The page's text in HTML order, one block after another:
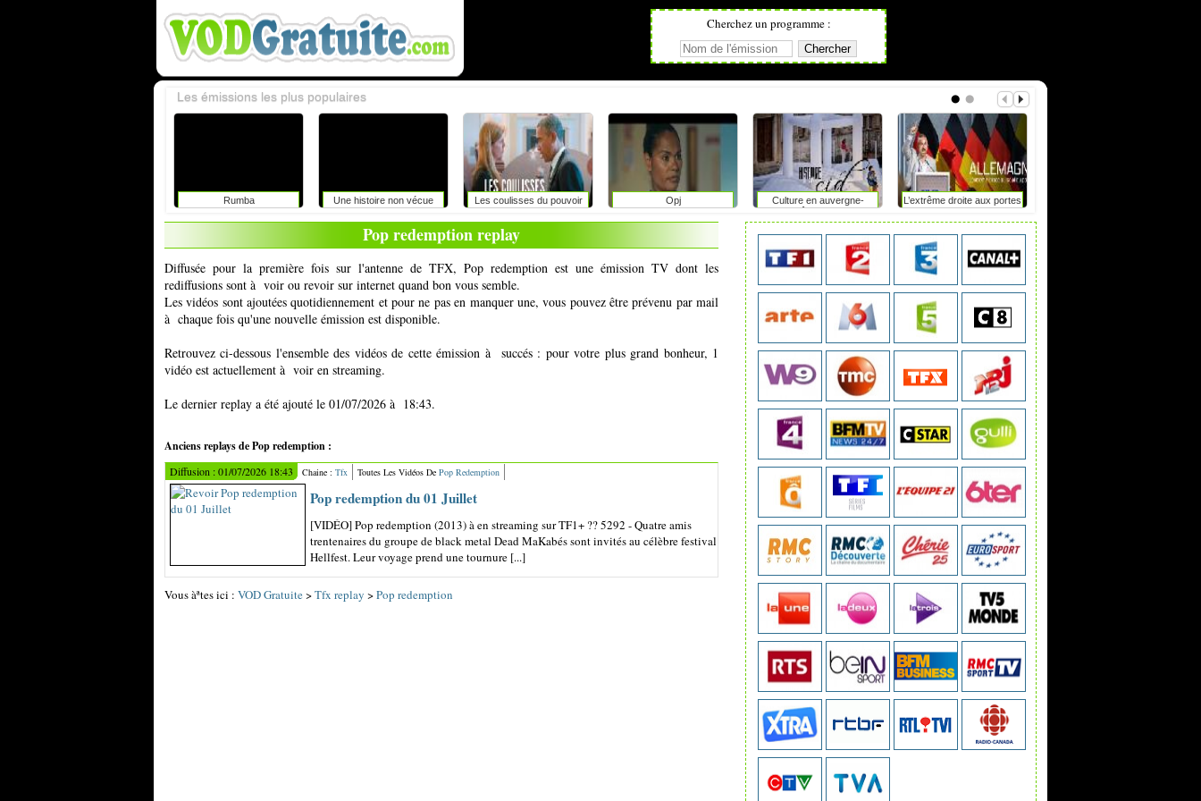
Cherchez un programme :
Rumba Une histoire non vécue Les coulisses du pouvoir Opj
Culture en auvergne-
rhône-alpes
L’extrême droite aux portes
du pouvoir en saxe-anhalt
?
Les émissions les plus populaires
Pop redemption replay
Diffusée pour la première fois sur l'antenne de TFX, Pop redemption est une émission TV dont les
rediffusions sont à voir ou revoir sur internet quand bon vous semble.
Les vidéos sont ajoutées quotidiennement et pour ne pas en manquer une, vous pouvez être prévenu par mail
à chaque fois qu'une nouvelle émission est disponible.
Retrouvez ci-dessous l'ensemble des vidéos de cette émission à succés : pour votre plus grand bonheur, 1
vidéo est actuellement à voir en streaming.
Le dernier replay a été ajouté le 01/07/2026 à 18:43.
Anciens replays de Pop redemption :
Diffusion : 01/07/2026 18:43 Chaine : Tfx Toutes Les Vidéos De Pop Redemption
Pop redemption du 01 Juillet
[VIDÉO] Pop redemption (2013) à en streaming sur TF1+ ?? 5292 - Quatre amis
trentenaires du groupe de black metal Dead MaKabés sont invités au célèbre festival
Hellfest. Leur voyage prend une tournure [...]
Vous àªtes ici : VOD Gratuite>Tfx replay >Pop redemption